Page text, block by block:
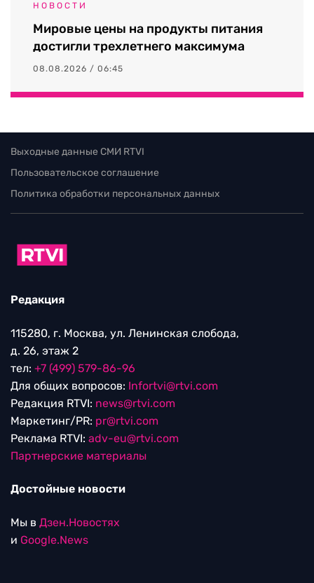
НОВОСТИ
Мировые цены на продукты питания
достигли трехлетнего максимума
08.08.2026 / 06:45
Выходные данные СМИ RTVI
Пользовательское соглашение
Политика обработки персональных данных
Редакция
115280, г. Москва, ул. Ленинская слобода,
д. 26, этаж 2
тел: +7 (499) 579-86-96
Для общих вопросов: Infortvi@rtvi.com
Редакция RTVI: news@rtvi.com
Маркетинг/PR: pr@rtvi.com
Реклама RTVI: adv-eu@rtvi.com
Партнерские материалы
Достойные новости
Мы в Дзен.Новостях
и Google.News